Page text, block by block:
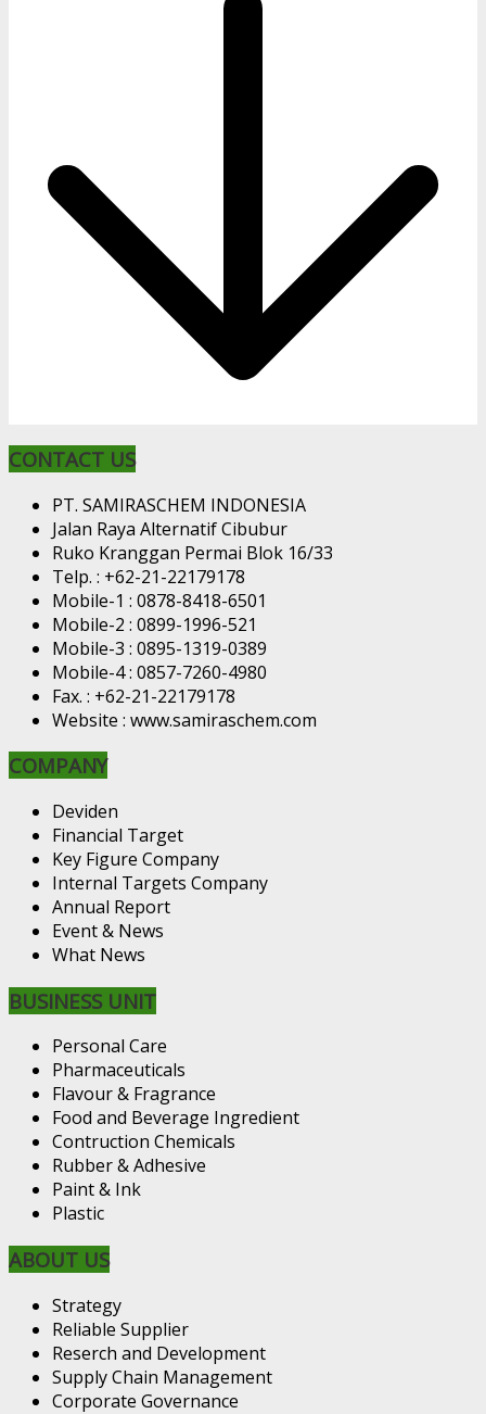
CONTACT US
PT. SAMIRASCHEM INDONESIA
Jalan Raya Alternatif Cibubur
Ruko Kranggan Permai Blok 16/33
Telp. : +62-21-22179178
Mobile-1 : 0878-8418-6501
Mobile-2 : 0899-1996-521
Mobile-3 : 0895-1319-0389
Mobile-4 : 0857-7260-4980
Fax. : +62-21-22179178
Website : www.samiraschem.com
COMPANY
Deviden
Financial Target
Key Figure Company
Internal Targets Company
Annual Report
Event & News
What News
BUSINESS UNIT
Personal Care
Pharmaceuticals
Flavour & Fragrance
Food and Beverage Ingredient
Contruction Chemicals
Rubber & Adhesive
Paint & Ink
Plastic
ABOUT US
Strategy
Reliable Supplier
Reserch and Development
Supply Chain Management
Corporate Governance